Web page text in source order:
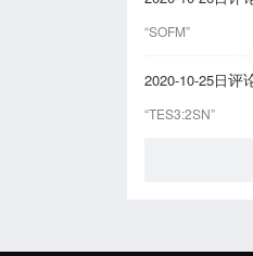
“SOFM”
2020-10-25日评
“TES3:2SN”